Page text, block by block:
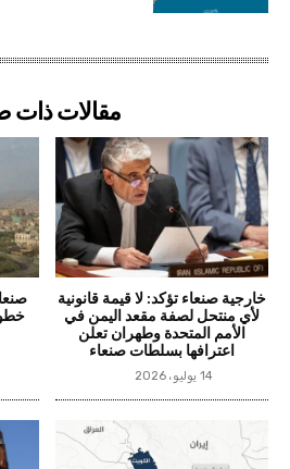
مقالات ذات
خارجية صنعاء تؤكد: لا قيمة قانونية
لأي منتحل لصفة مقعد اليمن في
الأمم المتحدة وطهران تعلن
اعترافها بسلطات صنعاء
14 يوليو، 2026